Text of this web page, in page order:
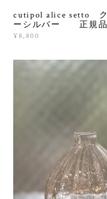
cutipol alice setto
ーシルバー 正規
¥8,800